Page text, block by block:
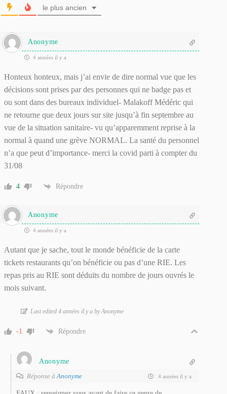
le plus ancien
Anonyme
4 années il y a
Honteux honteux, mais j’ai envie de dire normal vue que les
décisions sont prises par des personnes qui ne badge pas et
ou sont dans des bureaux individuel- Malakoff Médéric qui
ne retourne que deux jours sur site jusqu’à fin septembre au
vue de la situation sanitaire- vu qu’apparemment reprise à la
normal à quand une grève NORMAL. La santé du personnel
n’a que peut d’importance- merci la covid parti à compter du
31/08
4 Répondre
Anonyme
4 années il y a
Autant que je sache, tout le monde bénéficie de la carte
tickets restaurants qu’on bénéficie ou pas d’une RIE. Les
repas pris au RIE sont déduits du nombre de jours ouvrés le
mois suivant.
Last edited 4 années il y a by Anonyme
-1 Répondre
Anonyme
Réponse à Anonyme 4 années il y a